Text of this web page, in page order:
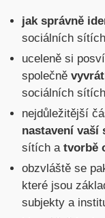
jak správně
sociálních
uceleně si
společně
sociálních
nejdůležitější
nastavení vaší
sítích atvorbě
obzvláště se
které jsou
subjekty a